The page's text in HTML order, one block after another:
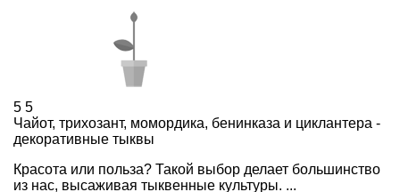
5 5
Чайот, трихозант, момордика, бенинказа и циклантера -
декоративные тыквы
Красота или польза? Такой выбор делает большинство
из нас, высаживая тыквенные культуры. ...